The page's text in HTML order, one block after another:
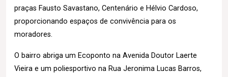
praças Fausto Savastano, Centenário e Hélvio Cardoso,
proporcionando espaços de convivência para os
moradores.
O bairro abriga um Ecoponto na Avenida Doutor Laerte
Vieira e um poliesportivo na Rua Jeronima Lucas Barros,